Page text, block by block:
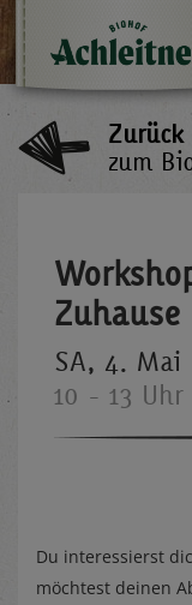
Zurück
zum
Zuhause
SA, 4. Mai
10 - 13 Uhr
Du interessierst
möchtest deinen